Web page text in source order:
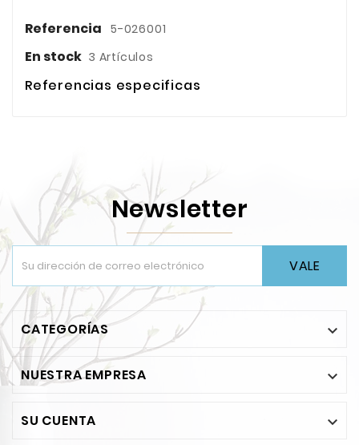
Referencia 5-026001
En stock 3 Artículos
Referencias especificas
Newsletter
VALE
CATEGORÍAS 
NUESTRA EMPRESA 
SU CUENTA 